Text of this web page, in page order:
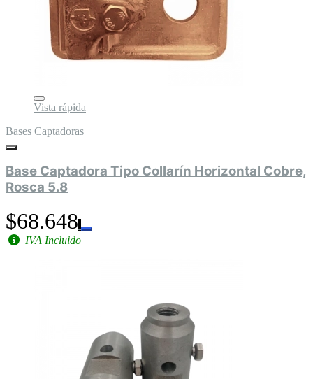
Vista rápida
Bases Captadoras
Base Captadora Tipo Collarín Horizontal Cobre,
Rosca 5.8
$68.648
IVA Incluido